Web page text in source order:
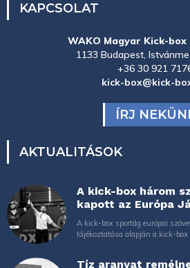
KAPCSOLAT
WAKO Magyar Kick-
1133 Budapest,
+36 30 921
kick-box@kick-
ÍRJ
AKTUALITÁSOK
A kick-box három
kapott az Európa
A kick-box sportág európai
tájékoztatása alapján a kick-box
Tíz aranyat